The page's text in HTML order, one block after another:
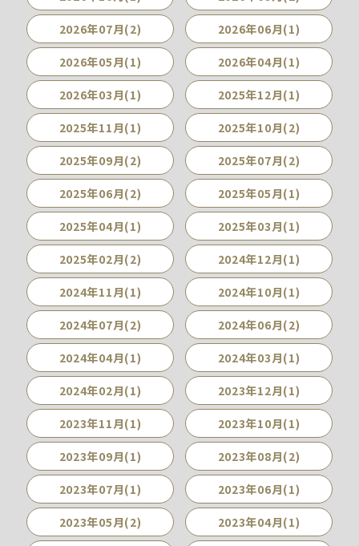
2026年07月(2) 2026年06月(1)
2026年05月(1) 2026年04月(1)
2026年03月(1) 2025年12月(1)
2025年11月(1) 2025年10月(2)
2025年09月(2) 2025年07月(2)
2025年06月(2) 2025年05月(1)
2025年04月(1) 2025年03月(1)
2025年02月(2) 2024年12月(1)
2024年11月(1) 2024年10月(1)
2024年07月(2) 2024年06月(2)
2024年04月(1) 2024年03月(1)
2024年02月(1) 2023年12月(1)
2023年11月(1) 2023年10月(1)
2023年09月(1) 2023年08月(2)
2023年07月(1) 2023年06月(1)
2023年05月(2) 2023年04月(1)